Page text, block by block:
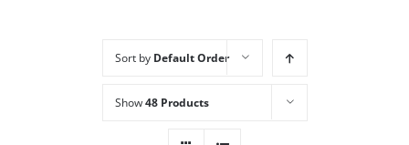
Sort by Default Order
Show48 Products